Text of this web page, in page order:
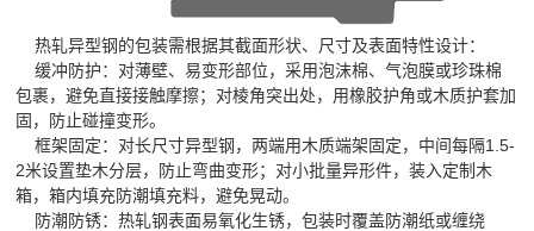
热轧异型钢的包装需根据其截面形状、尺寸及表面特性设计：
缓冲防护：对薄壁、易变形部位，采用泡沫棉、气泡膜或珍珠棉
包裹，避免直接接触摩擦；对棱角突出处，用橡胶护角或木质护套加
固，防止碰撞变形。
框架固定：对长尺寸异型钢，两端用木质端架固定，中间每隔1.5-
2米设置垫木分层，防止弯曲变形；对小批量异形件，装入定制木
箱，箱内填充防潮填充料，避免晃动。
防潮防锈：热轧钢表面易氧化生锈，包装时覆盖防潮纸或缠绕